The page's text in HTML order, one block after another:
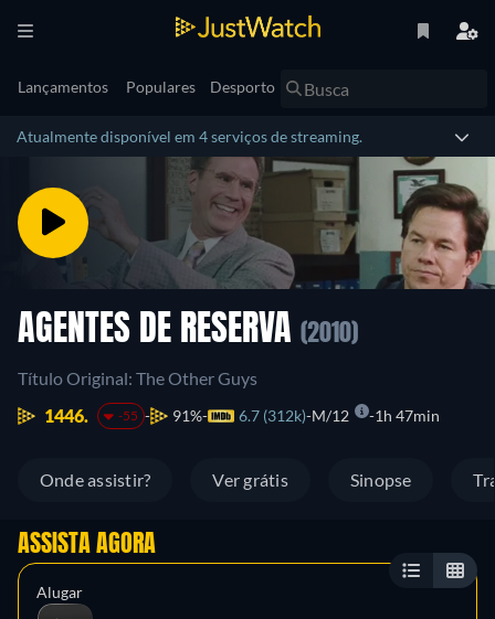
Lançamentos Populares Desporto
Atualmente disponível em 4 serviços de streaming.
AGENTES DE RESERVA (2010)
Título Original: The Other Guys
1446.
-55 91% 6.7 (312k) M/12 1h 47min
Onde assistir? Ver grátis Sinopse
ASSISTA AGORA
Alugar